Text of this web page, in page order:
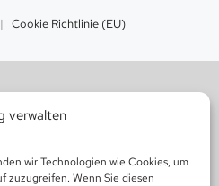
verwalten
wir Technologien wie Cookies, um
zuzugreifen. Wenn Sie diesen
| Cookie Richtlinie (EU)